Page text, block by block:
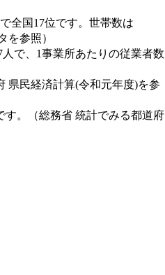
全国17位です。世帯数は
を参照）
で、1事業所あたりの従業者数
県民経済計算(令和元年度)を参
す。（総務省 統計でみる都道府